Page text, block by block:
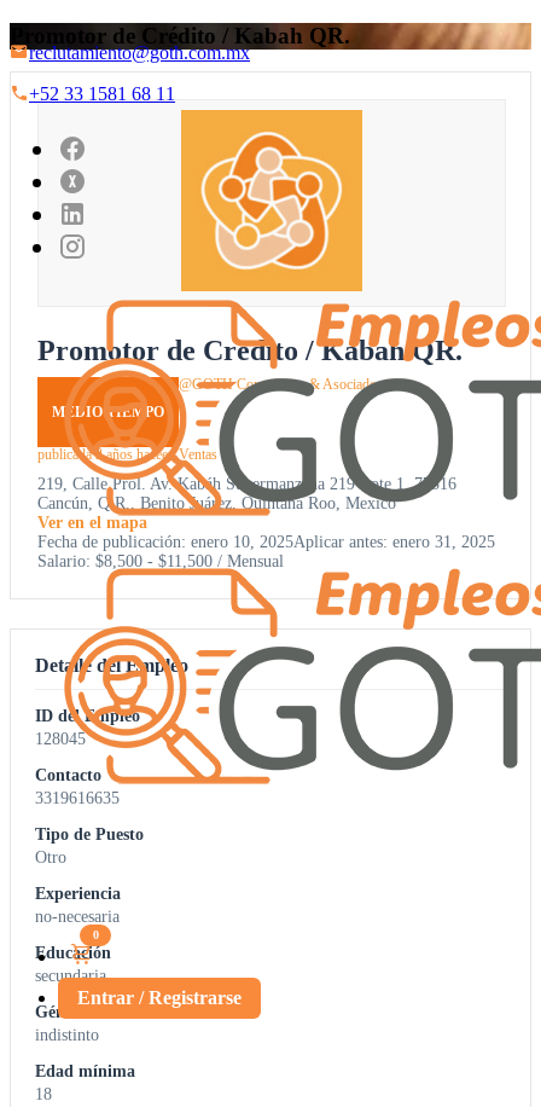
reclutamiento@goth.com.mx
+52 33 1581 68 11
0
Entrar / Registrarse
Promotor de Crédito / Kabah QR.
Promotor de Crédito / Kabah QR.
MEDIO TIEMPO
@GOTH Consultores & Asociados
publicada 2 años haceenVentas
219, Calle Prol. Av. Kabáh Supermanzana 219 Lote 1, 77516
Cancún, Q.R., Benito Juárez, Quintana Roo, Mexico
Ver en el mapa
Fecha de publicación: enero 10, 2025Aplicar antes: enero 31, 2025
Salario: $8,500 - $11,500 / Mensual
Detalle del Empleo
ID del Empleo
128045
Contacto
3319616635
Tipo de Puesto
Otro
Experiencia
no-necesaria
Educación
secundaria
Género
indistinto
Edad mínima
18